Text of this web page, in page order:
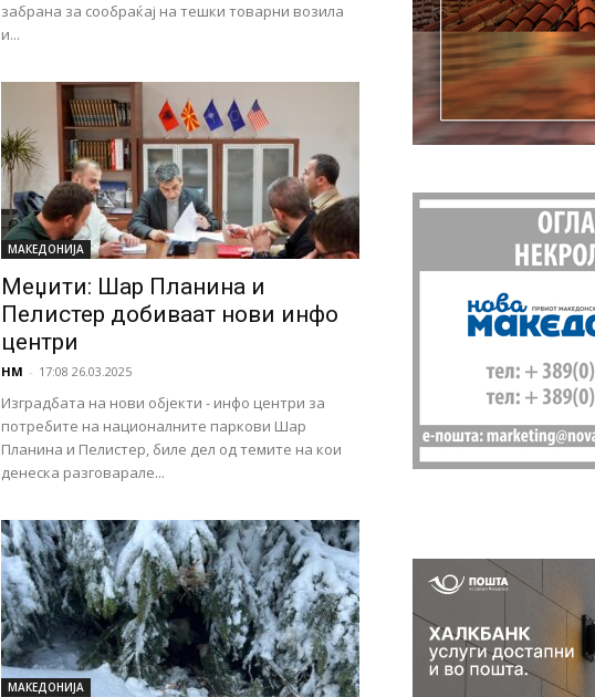
забрана за сообраќај на тешки товарни возила
и...
МАКЕДОНИЈА
Меџити: Шар Планина и
Пелистер добиваат нови инфо
центри
НМ - 17:08 26.03.2025
Изградбата на нови објекти - инфо центри за
потребите на националните паркови Шар
Планина и Пелистер, биле дел од темите на кои
денеска разговарале...
МАКЕДОНИЈА